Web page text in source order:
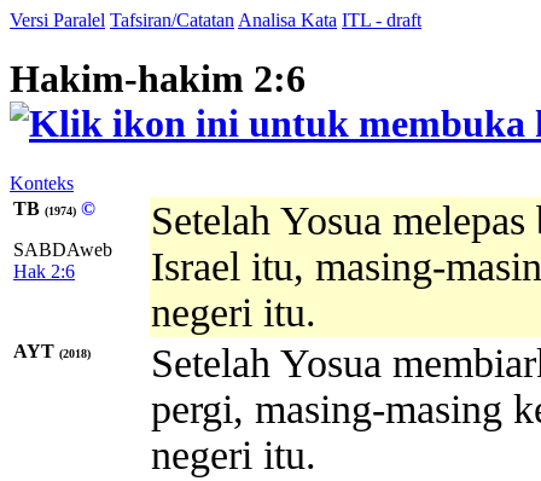
Versi Paralel Tafsiran/Catatan Analisa Kata ITL - draft
Hakim-hakim 2:6
Konteks
TB (1974) ©
SABDAweb
Hak 2:6
Setelah Yosua
Israel itu, masing-
negeri itu.
AYT (2018)
Setelah Yosua
pergi, masing-masing
negeri itu.